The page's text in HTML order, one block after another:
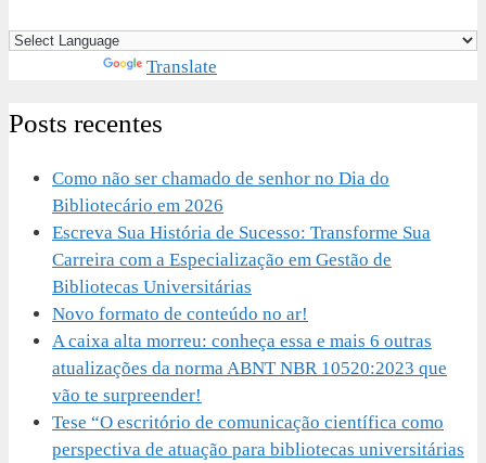
Translate
Posts recentes
Como não ser chamado de senhor no Dia do
Bibliotecário em 2026
Escreva Sua História de Sucesso: Transforme Sua
Carreira com a Especialização em Gestão de
Bibliotecas Universitárias
Novo formato de conteúdo no ar!
A caixa alta morreu: conheça essa e mais 6 outras
atualizações da norma ABNT NBR 10520:2023 que
vão te surpreender!
Tese “O escritório de comunicação científica como
perspectiva de atuação para bibliotecas universitárias